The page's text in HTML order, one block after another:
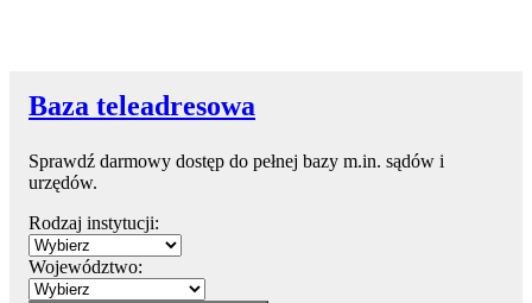
Baza teleadresowa
Sprawdź darmowy dostęp do pełnej bazy m.in. sądów i
urzędów.
Rodzaj instytucji:
Województwo: